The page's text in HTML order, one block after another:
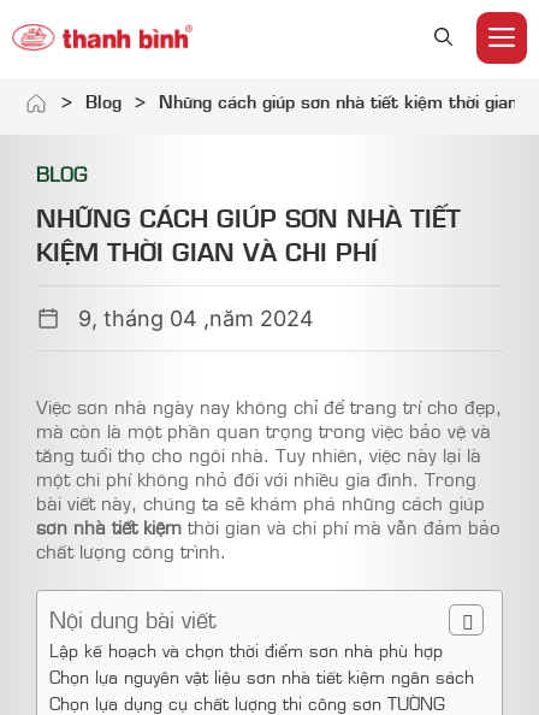
Skip
> Blog > Những cách giúp sơn nhà tiết kiệm thời gian
BLOG
NHỮNG CÁCH GIÚP SƠN NHÀ TIẾT
KIỆM THỜI GIAN VÀ CHI PHÍ
9, tháng 04 ,năm 2024
Việc sơn nhà ngày nay không chỉ để trang trí cho đẹp,
mà còn là một phần quan trọng trong việc bảo vệ và
tăng tuổi thọ cho ngôi nhà. Tuy nhiên, việc này lại là
một chi phí không nhỏ đối với nhiều gia đình. Trong
bài viết này, chúng ta sẽ khám phá những cách giúp
sơn nhà tiết kiệm thời gian và chi phí mà vẫn đảm bảo
chất lượng công trình.
Nội dung bài viết
Lập kế hoạch và chọn thời điểm sơn nhà phù hợp
Chọn lựa nguyên vật liệu sơn nhà tiết kiệm ngân sách
Chọn lựa dụng cụ chất lượng thi công sơn TƯỜNG